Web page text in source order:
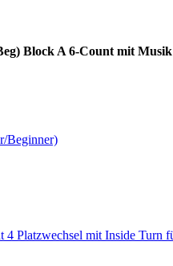
Block A 6-Count mit Musik
Beginner)